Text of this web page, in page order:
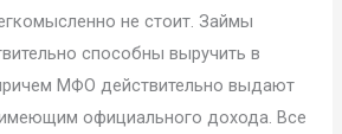
не стоит. Займы
способны выручить в
МФО действительно выдают
официального дохода. Все